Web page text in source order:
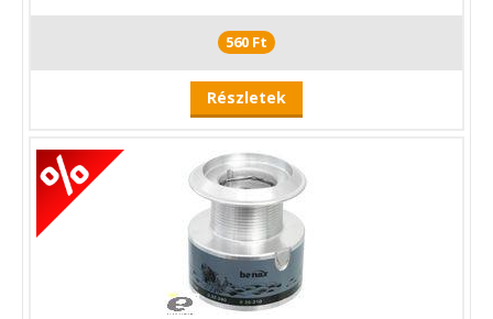
560 Ft
Részletek